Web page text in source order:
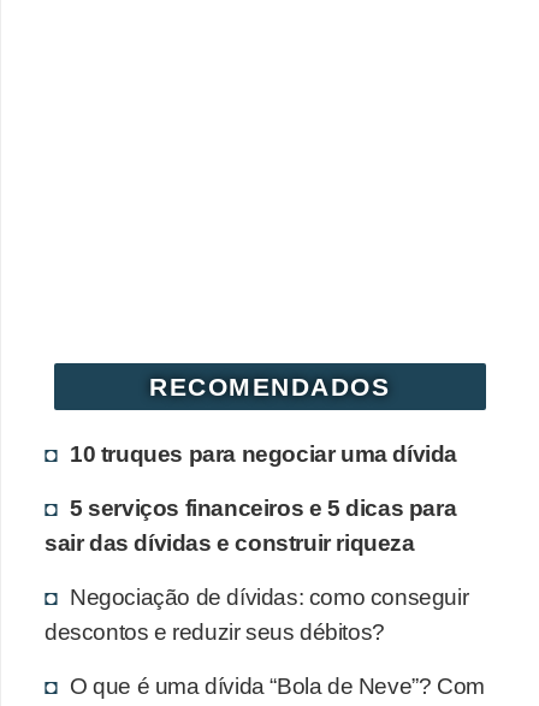
RECOMENDADOS
10 truques para negociar uma dívida
5 serviços financeiros e 5 dicas para
sair das dívidas e construir riqueza
Negociação de dívidas: como conseguir
descontos e reduzir seus débitos?
O que é uma dívida “Bola de Neve”? Com